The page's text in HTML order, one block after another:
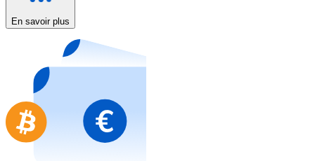
Nouveau
Achetez des cartes-cadeaux de vos marques
Aller à la boutique de cartes-cadeaux
En savoir plus